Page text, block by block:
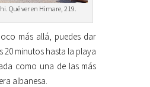
Qué ver en Himare, 219.
más allá, puedes dar
20 minutos hasta la playa
como una de las más
albanesa.